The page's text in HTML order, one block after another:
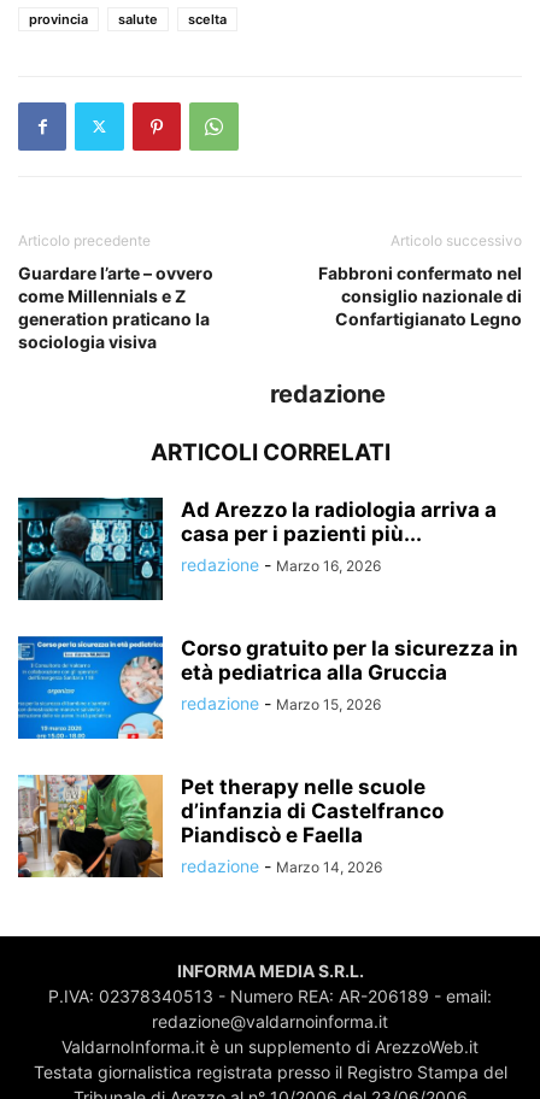
provincia
salute scelta
Articolo precedente
Guardare l’arte – ovvero
come Millennials e Z
generation praticano la
sociologia visiva
Articolo successivo
Fabbroni confermato nel
consiglio nazionale di
Confartigianato Legno
redazione
ARTICOLI CORRELATI
Ad Arezzo la radiologia arriva a
casa per i pazienti più...
redazione - Marzo 16, 2026
Corso gratuito per la sicurezza in
età pediatrica alla Gruccia
redazione - Marzo 15, 2026
Pet therapy nelle scuole
d’infanzia di Castelfranco
Piandiscò e Faella
redazione - Marzo 14, 2026
INFORMA MEDIA S.R.L.
P.IVA: 02378340513 - Numero REA: AR-206189 - email:
redazione@valdarnoinforma.it
ValdarnoInforma.it è un supplemento di ArezzoWeb.it
Testata giornalistica registrata presso il Registro Stampa del